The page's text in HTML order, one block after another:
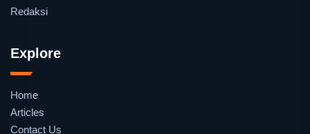
Redaksi
Explore
Home
Articles
Contact Us